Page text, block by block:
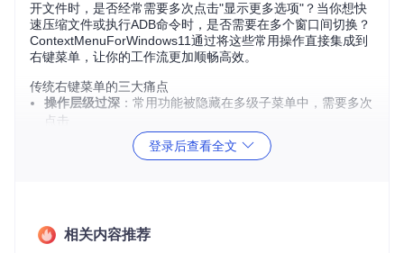
开文件时，是否经常需要多次点击"显示更多选项"？当你想快
速压缩文件或执行ADB命令时，是否需要在多个窗口间切换？
ContextMenuForWindows11通过将这些常用操作直接集成到
右键菜单，让你的工作流更加顺畅高效。
传统右键菜单的三大痛点
操作层级过深 ：常用功能被隐藏在多级子菜单中，需要多次
点击
：无法根据个人使用习惯添加自定义操作
：不同用户（开发者/设计师/普通用户）的需
快速上手：ContextMenuForWindows11安装
登录后查看全文
相关内容推荐